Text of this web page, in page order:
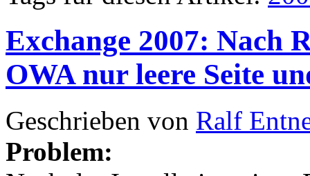
Exchange 2007: Nach
OWA nur leere Seite
Geschrieben von Ralf
Problem: